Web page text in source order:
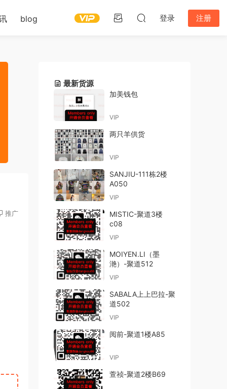
blog 登录 注册
推广
最新货源
加美钱包
VIP
两只羊供货
VIP
SANJIU-111栋2楼
A050
VIP
MISTIC-聚道3楼
c08
VIP
MOIYEN.LI（墨
滟）-聚道512
VIP
SABALA上上巴拉-聚
道502
VIP
阅前-聚道1楼A85
VIP
萱祯-聚道2楼B69